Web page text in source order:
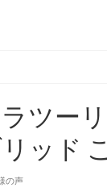
ツー
ッド
の声